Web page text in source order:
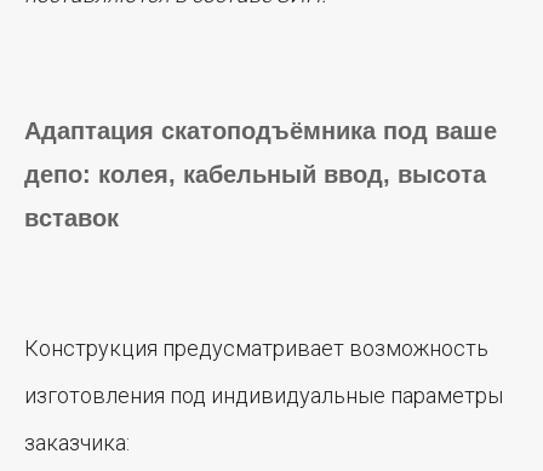
Адаптация скатоподъёмника под ваше
депо: колея, кабельный ввод, высота
вставок
Конструкция предусматривает возможность
изготовления под индивидуальные параметры
заказчика:
ЛОКОМОТИВ
СТРОИТЕЛЬНАЯ
КОМПАНИЯ
ООО МСК «Локомотив»